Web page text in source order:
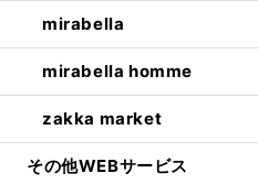
mirabella
mirabella homme
zakka market
その他WEBサービス